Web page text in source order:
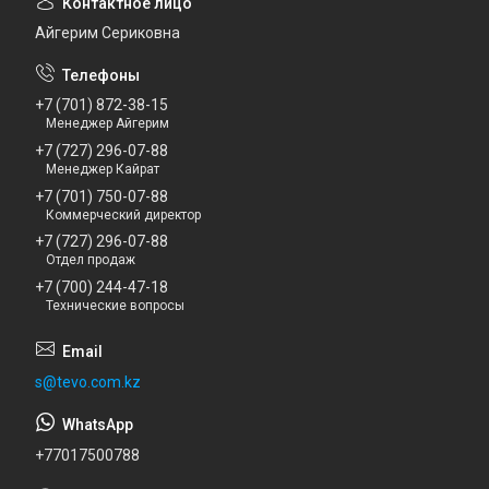
Айгерим Сериковна
+7 (701) 872-38-15
Менеджер Айгерим
+7 (727) 296-07-88
Менеджер Кайрат
+7 (701) 750-07-88
Коммерческий директор
+7 (727) 296-07-88
Отдел продаж
+7 (700) 244-47-18
Технические вопросы
s@tevo.com.kz
+77017500788